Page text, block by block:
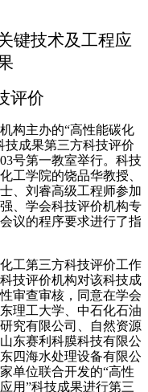
键技术及工程应
评价
构主办的“高性能碳化
技成果第三方科技评价
号第一教室举行。 科技
工学院的饶品华教授、
、刘睿高级工程师参加
、学会科技评价机构专
议的程序要求进行了指
工第三方科技评价工作
技评价机构对该科技成
审查审核，同意在学会
理工大学、中石化石油
究有限公司、自然资源
东赛利科膜科技有限公
四海水处理设备有限公
单位联合开发的“高性
用”科技成果进行第三